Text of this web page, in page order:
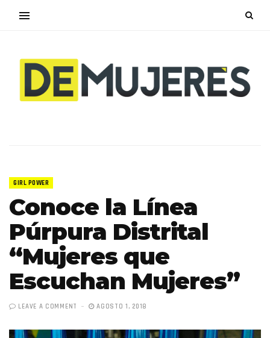
GIRL POWER
Conoce la Línea
Púrpura Distrital
“Mujeres que
Escuchan Mujeres”
LEAVE A COMMENT AGOSTO 1, 2018